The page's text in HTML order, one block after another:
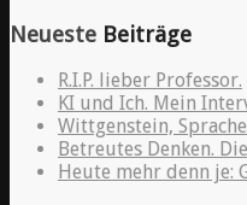
Neueste Beiträge
R.I.P. lieber Professor.
KI und Ich. Mein
Wittgenstein,
Betreutes Denken.
Heute mehr denn je: